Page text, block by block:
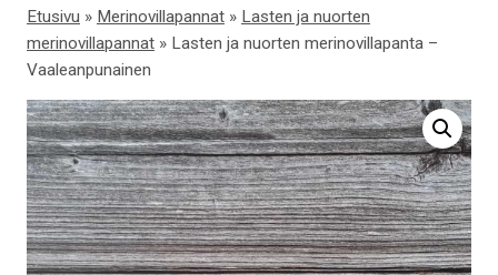
Etusivu » Merinovillapannat » Lasten ja nuorten
merinovillapannat » Lasten ja nuorten merinovillapanta –
Vaaleanpunainen